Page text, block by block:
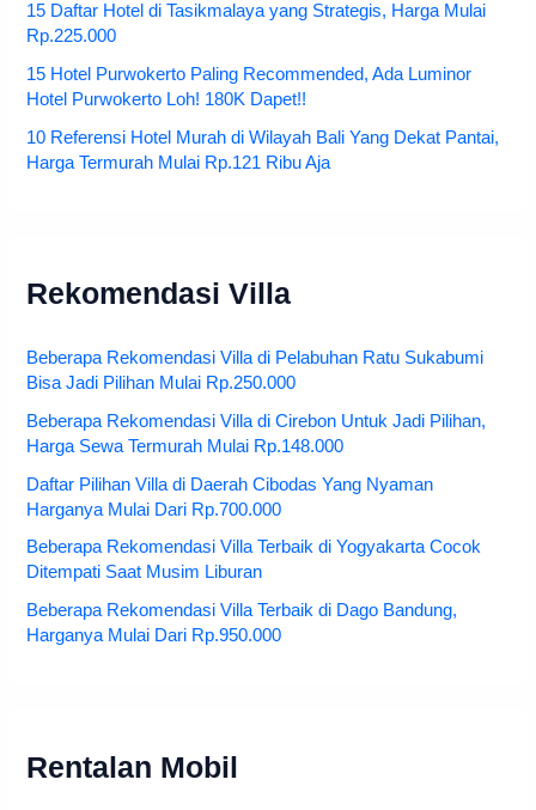
15 Daftar Hotel di Tasikmalaya yang Strategis, Harga Mulai
Rp.225.000
15 Hotel Purwokerto Paling Recommended, Ada Luminor
Hotel Purwokerto Loh! 180K Dapet!!
10 Referensi Hotel Murah di Wilayah Bali Yang Dekat Pantai,
Harga Termurah Mulai Rp.121 Ribu Aja
Rekomendasi Villa
Beberapa Rekomendasi Villa di Pelabuhan Ratu Sukabumi
Bisa Jadi Pilihan Mulai Rp.250.000
Beberapa Rekomendasi Villa di Cirebon Untuk Jadi Pilihan,
Harga Sewa Termurah Mulai Rp.148.000
Daftar Pilihan Villa di Daerah Cibodas Yang Nyaman
Harganya Mulai Dari Rp.700.000
Beberapa Rekomendasi Villa Terbaik di Yogyakarta Cocok
Ditempati Saat Musim Liburan
Beberapa Rekomendasi Villa Terbaik di Dago Bandung,
Harganya Mulai Dari Rp.950.000
Rentalan Mobil